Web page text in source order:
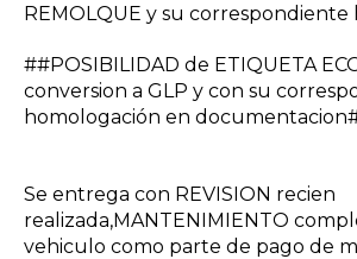
REMOLQUE y su
##POSIBILIDAD de ETIQUETA
conversion a GLP y con su
homologación en
Se entrega con REVISION recien
realizada,MANTENIMIENTO
vehiculo como parte de pago de